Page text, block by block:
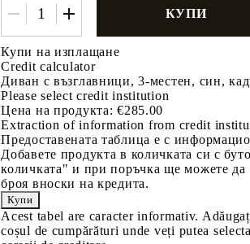
Купи на изплащане
Credit calculator
Диван с възглавници, 3-местен, син,
Please select credit institution
Цена на продукта: €285.00
Extraction of information from credit
Предоставената таблица е с
Добавете продукта в количката си с
количката" и при поръчка ще можете да
броя вноски на кредита.
Acest tabel are caracter informativ.
coșul de cumpărături unde veți putea